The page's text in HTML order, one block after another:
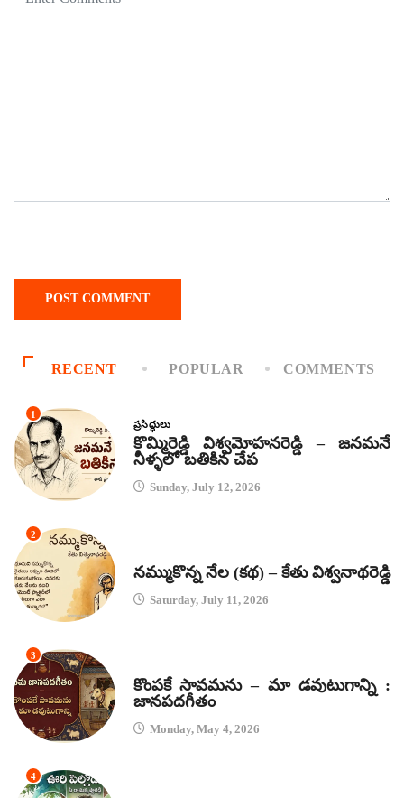
RECENT POPULAR COMMENTS
1
ప్రసిద్ధులు
కొమ్మిరెడ్డి విశ్వమోహనరెడ్డి – జనమనే
నీళ్ళలో బతికిన చేప
Sunday, July 12, 2026
2
నమ్ముకొన్న నేల (కథ) – కేతు విశ్వనాథరెడ్డి
Saturday, July 11, 2026
3
కొంపకే సావమను – మా డవుటుగాన్ని :
జానపదగీతం
Monday, May 4, 2026
4